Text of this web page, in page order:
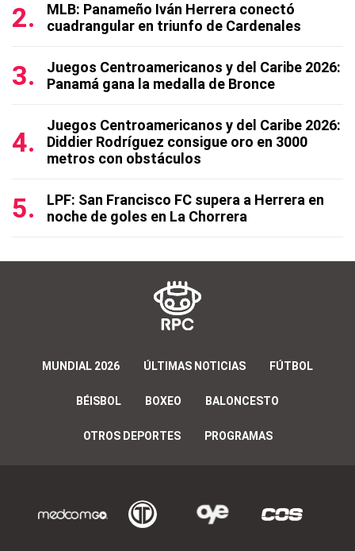
MLB: Panameño Iván Herrera conectó
cuadrangular en triunfo de Cardenales
Juegos Centroamericanos y del Caribe 2026:
Panamá gana la medalla de Bronce
Juegos Centroamericanos y del Caribe 2026:
Diddier Rodríguez consigue oro en 3000
metros con obstáculos
LPF: San Francisco FC supera a Herrera en
noche de goles en La Chorrera
MUNDIAL 2026 ÚLTIMAS NOTICIAS FÚTBOL
BÉISBOL BOXEO BALONCESTO
OTROS DEPORTES PROGRAMAS